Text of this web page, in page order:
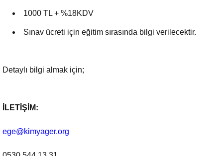
1000 TL + %18KDV
Sınav ücreti için eğitim sırasında bilgi verilecektir.
Detaylı bilgi almak için;
İLETİŞİM:
ege@kimyager.org